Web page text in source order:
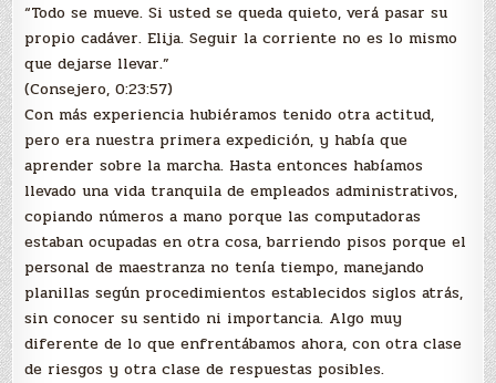
“Todo se mueve. Si usted se queda quieto, verá pasar su
propio cadáver. Elija. Seguir la corriente no es lo mismo
que dejarse llevar.”
(Consejero, 0:23:57)
Con más experiencia hubiéramos tenido otra actitud,
pero era nuestra primera expedición, y había que
aprender sobre la marcha. Hasta entonces habíamos
llevado una vida tranquila de empleados administrativos,
copiando números a mano porque las computadoras
estaban ocupadas en otra cosa, barriendo pisos porque el
personal de maestranza no tenía tiempo, manejando
planillas según procedimientos establecidos siglos atrás,
sin conocer su sentido ni importancia. Algo muy
diferente de lo que enfrentábamos ahora, con otra clase
de riesgos y otra clase de respuestas posibles.